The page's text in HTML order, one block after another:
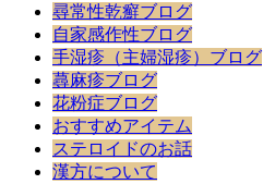
尋常性乾癬ブログ
自家感作性ブログ
手湿疹（主婦湿疹）ブログ
蕁麻疹ブログ
花粉症ブログ
おすすめアイテム
ステロイドのお話
漢方について